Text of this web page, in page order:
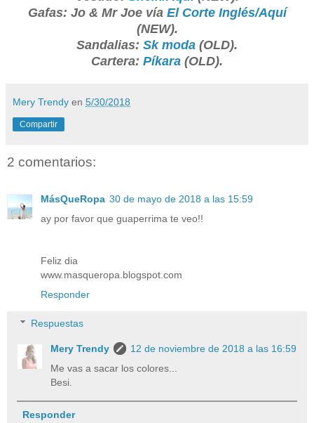
Gafas: Jo & Mr Joe vía El Corte Inglés/Aquí
(NEW).
Sandalias: Sk moda (OLD).
Cartera: Píkara (OLD).
Mery Trendy en 5/30/2018
Compartir
2 comentarios:
MásQueRopa 30 de mayo de 2018 a las 15:59
ay por favor que guaperrima te veo!!
Feliz dia
www.masqueropa.blogspot.com
Responder
Respuestas
Mery Trendy
12 de noviembre de 2018 a las 16:59
Me vas a sacar los colores...
Besi.
Responder